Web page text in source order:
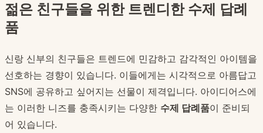
젊은 친구들을 위한 트렌디한 수제 답례
품
신랑 신부의 친구들은 트렌드에 민감하고 감각적인 아이템을
선호하는 경향이 있습니다. 이들에게는 시각적으로 아름답고
SNS에 공유하고 싶어지는 선물이 제격입니다. 아이디어스에
는 이러한 니즈를 충족시키는 다양한 수제 답례품이 준비되
어 있습니다.